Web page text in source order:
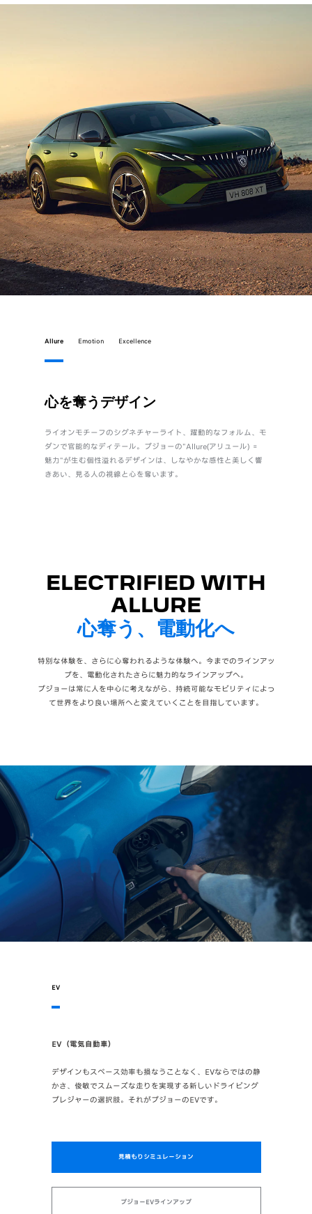
心を奪うデザイン
ライオンモチーフのシグネチャーライト、躍動的なフォルム、モ
ダンで官能的なディテール。プジョーの"Allure(アリュール) ＝
魅力"が生む個性溢れるデザインは、しなやかな感性と美しく響
きあい、見る人の視線と心を奪います。
Allure Emotion Excellence
ELECTRIFIED WITH
ALLURE
心奪う、電動化へ
特別な体験を、さらに心奪われるような体験へ。今までのラインアッ
プを、電動化されたさらに魅力的なラインアップへ。
プジョーは常に人を中心に考えながら、持続可能なモビリティによっ
て世界をより良い場所へと変えていくことを目指しています。
EV（電気自動車）
デザインもスペース効率も損なうことなく、EVならではの静
かさ、俊敏でスムーズな走りを実現する新しいドライビング
プレジャーの選択肢。それがプジョーのEVです。
見積もりシミュレーション
プジョーEVラインアップ
EV